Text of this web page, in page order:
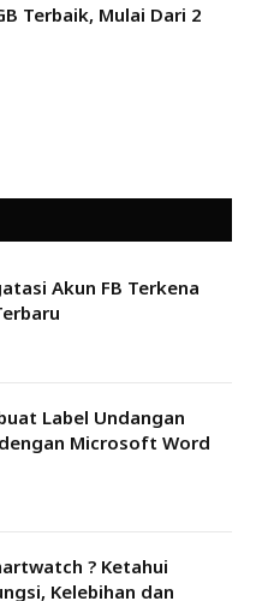
Terbaik, Mulai Dari 2
Akun FB Terkena
Label Undangan
Microsoft Word
? Ketahui
Kelebihan dan